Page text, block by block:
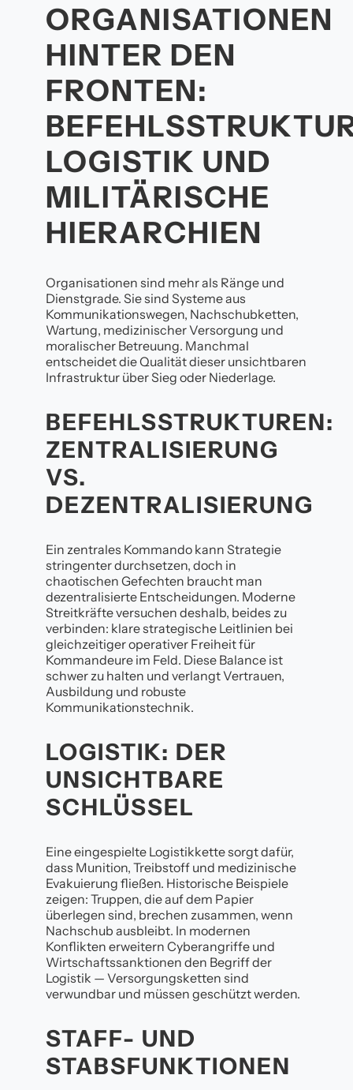
ORGANISATIONEN
HINTER DEN
FRONTEN:
LOGISTIK UND
MILITÄRISCHE
HIERARCHIEN
Organisationen sind mehr als Ränge und
Dienstgrade. Sie sind Systeme aus
Kommunikationswegen, Nachschubketten,
Wartung, medizinischer Versorgung und
moralischer Betreuung. Manchmal
entscheidet die Qualität dieser unsichtbaren
Infrastruktur über Sieg oder Niederlage.
BEFEHLSSTRUKTUREN:
ZENTRALISIERUNG
VS.
DEZENTRALISIERUNG
Ein zentrales Kommando kann Strategie
stringenter durchsetzen, doch in
chaotischen Gefechten braucht man
dezentralisierte Entscheidungen. Moderne
Streitkräfte versuchen deshalb, beides zu
verbinden: klare strategische Leitlinien bei
gleichzeitiger operativer Freiheit für
Kommandeure im Feld. Diese Balance ist
schwer zu halten und verlangt Vertrauen,
Ausbildung und robuste
Kommunikationstechnik.
LOGISTIK: DER
UNSICHTBARE
SCHLÜSSEL
Eine eingespielte Logistikkette sorgt dafür,
dass Munition, Treibstoff und medizinische
Evakuierung fließen. Historische Beispiele
zeigen: Truppen, die auf dem Papier
überlegen sind, brechen zusammen, wenn
Nachschub ausbleibt. In modernen
Konflikten erweitern Cyberangriffe und
Wirtschaftssanktionen den Begriff der
Logistik — Versorgungsketten sind
verwundbar und müssen geschützt werden.
STAFF- UND
STABSFUNKTIONEN